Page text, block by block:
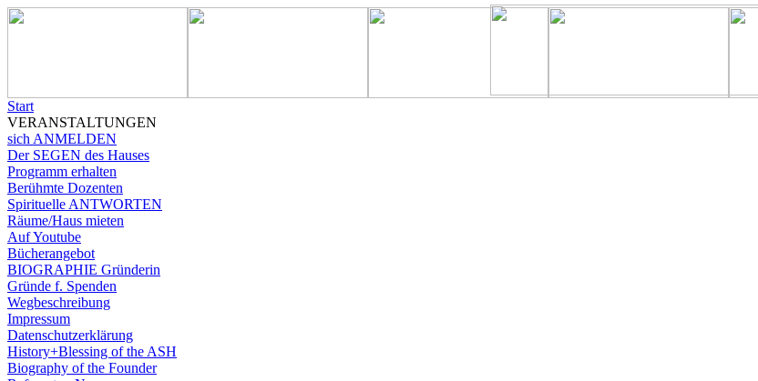
Start
VERANSTALTUNGEN
sich ANMELDEN
Der SEGEN des Hauses
Programm erhalten
Berühmte Dozenten
Spirituelle ANTWORTEN
Räume/Haus mieten
Auf Youtube
Bücherangebot
BIOGRAPHIE Gründerin
Gründe f. Spenden
Wegbeschreibung
Impressum
Datenschutzerklärung
History+Blessing of the ASH
Biography of the Founder